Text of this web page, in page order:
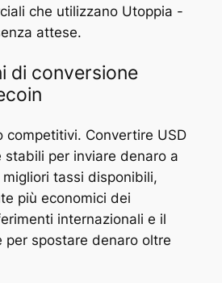
che utilizzano Utoppia -
attese.
di conversione
competitivi. Convertire USD
stabili per inviare denaro a
tassi disponibili,
più economici dei
internazionali e il
per spostare denaro oltre